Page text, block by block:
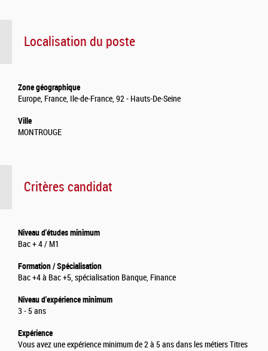
Localisation du poste
Zone géographique
Europe, France, Ile-de-France, 92 - Hauts-De-Seine
Ville
MONTROUGE
Critères candidat
Niveau d'études minimum
Bac + 4 / M1
Formation / Spécialisation
Bac +4 à Bac +5, spécialisation Banque, Finance
Niveau d'expérience minimum
3 - 5 ans
Expérience
Vous avez une expérience minimum de 2 à 5 ans dans les métiers Titres